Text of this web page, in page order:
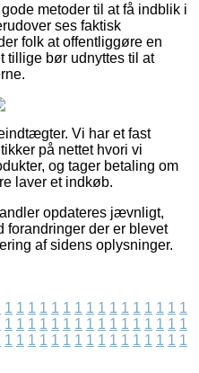
metoder til at få indblik i
ses faktisk
folk at offentliggøre en
tillige bør udnyttes til at
Vi har et fast
på nettet hvori vi
og tager betaling om
laver et indkøb.
opdateres jævnligt,
forandringer der er blevet
af sidens oplysninger.
1 1 1 1 1 1 1 1 1 1 1 1 1 1 1 1
1 1 1 1 1 1 1 1 1 1 1 1 1 1 1 1
1 1 1 1 1 1 1 1 1 1 1 1 1 1 1 1